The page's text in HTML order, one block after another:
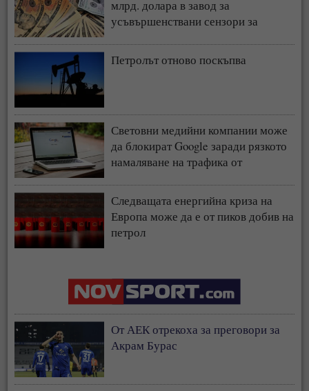
млрд. долара в завод за
усъвършенствани сензори за
Петролът отново поскъпва
Световни медийни компании може
да блокират Google заради рязкото
намаляване на трафика от
Следващата енергийна криза на
Европа може да е от пиков добив на
петрол
От АЕК отрекоха за преговори за
Акрам Бурас